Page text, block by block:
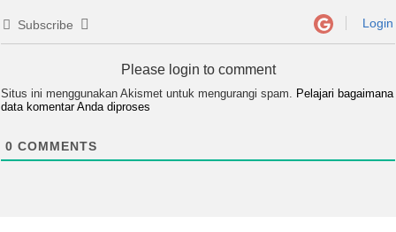
Subscribe Login
Please login to comment
Situs ini menggunakan Akismet untuk mengurangi spam. Pelajari bagaimana
data komentar Anda diproses
0 COMMENTS